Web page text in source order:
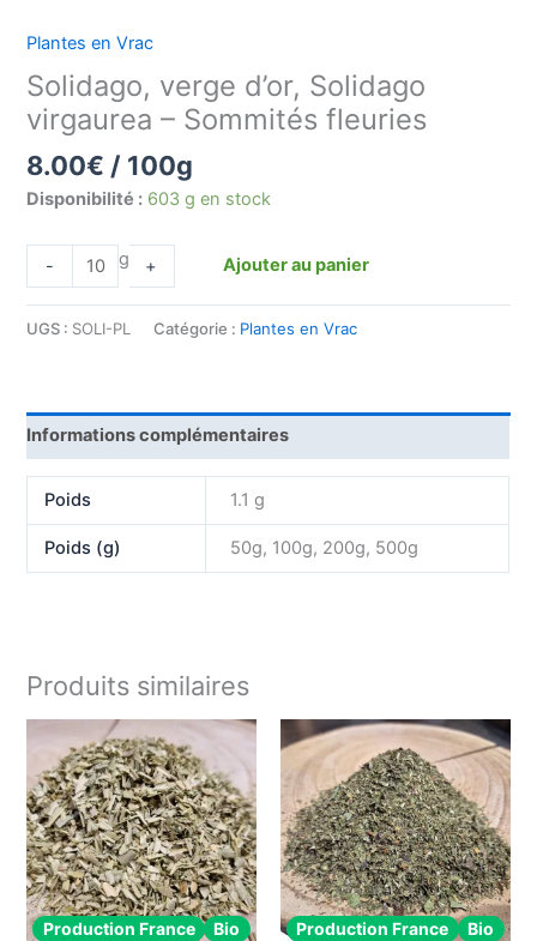
Plantes en Vrac
Solidago, verge d’or, Solidago
virgaurea – Sommités fleuries
8.00€ / 100g
Disponibilité : 603 g en stock
- g + Ajouter au panier
UGS : SOLI-PL Catégorie : Plantes en Vrac
Informations complémentaires
Poids 1.1 g
Poids (g) 50g, 100g, 200g, 500g
Produits similaires
Production France Bio Production France Bio